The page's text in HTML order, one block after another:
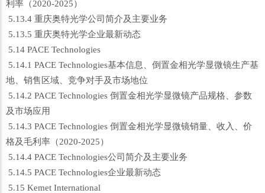
利率（2020-2025）
5.13.4 重庆奥特光学公司简介及主要业务
5.13.5 重庆奥特光学企业最新动态
5.14 PACE Technologies
5.14.1 PACE Technologies基本信息、倒置金相光学显微镜生产基
地、销售区域、竞争对手及市场地位
5.14.2 PACE Technologies 倒置金相光学显微镜产品规格、参数
及市场应用
5.14.3 PACE Technologies 倒置金相光学显微镜销量、收入、价
格及毛利率（2020-2025）
5.14.4 PACE Technologies公司简介及主要业务
5.14.5 PACE Technologies企业最新动态
5.15 Kemet International